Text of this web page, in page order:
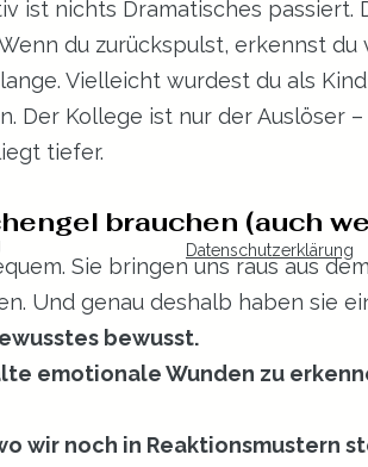
ist nichts Dramatisches passiert.
du zurückspulst, erkennst
Vielleicht wurdest du als
Der Kollege ist nur der Auslöser
tiefer.
brauchen (auch
Sie bringen uns raus aus
Und genau deshalb haben sie
bewusst.
emotionale Wunden zu
wir noch in Reaktionsmustern
Datenschutzerklärung